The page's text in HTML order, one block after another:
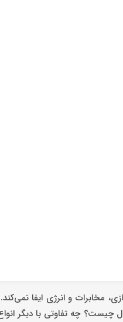
مخابرات و انرژی ایفا
چیست؟ چه تفاوتی با دیگر